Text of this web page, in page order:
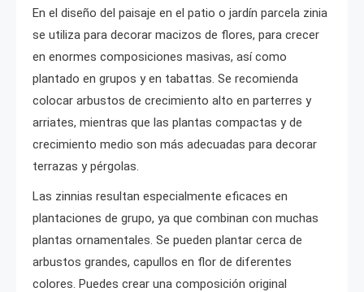
En el diseño del paisaje en el patio o jardín parcela zinia
se utiliza para decorar macizos de flores, para crecer
en enormes composiciones masivas, así como
plantado en grupos y en tabattas. Se recomienda
colocar arbustos de crecimiento alto en parterres y
arriates, mientras que las plantas compactas y de
crecimiento medio son más adecuadas para decorar
terrazas y pérgolas.
Las zinnias resultan especialmente eficaces en
plantaciones de grupo, ya que combinan con muchas
plantas ornamentales. Se pueden plantar cerca de
arbustos grandes, capullos en flor de diferentes
colores. Puedes crear una composición original